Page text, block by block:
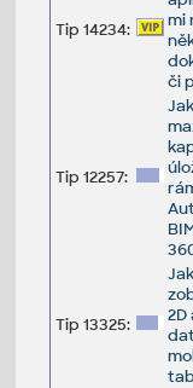
Tip 14234:
mi
či
Tip 12257:
Tip 13325:
Jak
2D